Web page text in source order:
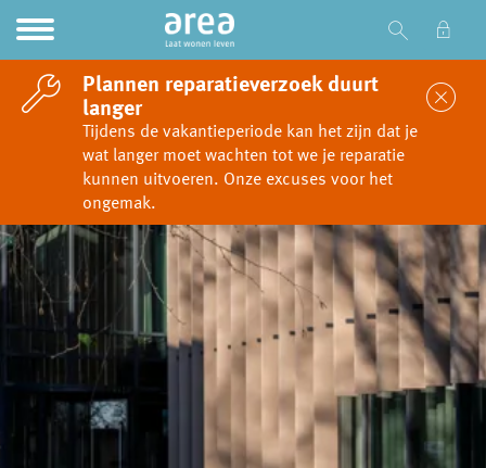
Naar hoofdinhoud
Naar hoofdnavigatiemenu
Naar de homepage
Ga naar Hoofd
Plannen reparatieverzoek duurt
langer
Tijdens de vakantieperiode kan het zijn dat je
wat langer moet wachten tot we je reparatie
kunnen uitvoeren. Onze excuses voor het
ongemak.